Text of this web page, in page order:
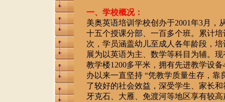
一、学校概况：
美奥英语培训学校创办于2001年3月
十五个授课分部、一百多个班。累计培
次，学员涵盖幼儿至成人各年龄段，
展为以英语为主、数学等科目为辅。
教学楼1200多平米，拥有先进教学设
办以来一直坚持 “凭教学质量生存，靠
了较好的社会效益，深受学生、家长
牙克石、大雁、免渡河等地区享有较高